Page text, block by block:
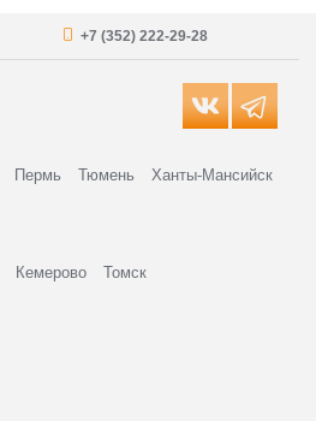
+7 (352) 222-29-28
Пермь Тюмень Ханты-Мансийск
Кемерово Томск